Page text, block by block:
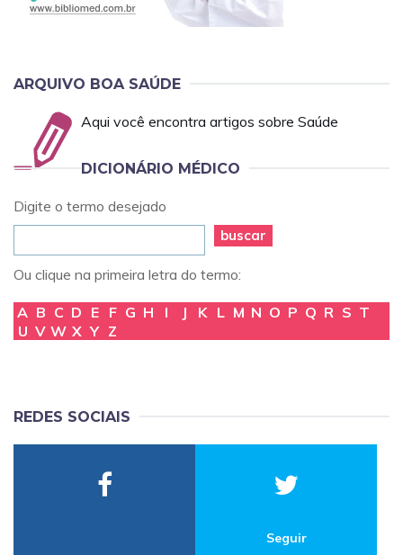
ARQUIVO BOA SAÚDE
Aqui você encontra artigos sobre Saúde
DICIONÁRIO MÉDICO
Digite o termo desejado
buscar
Ou clique na primeira letra do termo:
A B C D E F G H I J K L M N O P Q R S T
U V W X Y Z
REDES SOCIAIS
Seguir